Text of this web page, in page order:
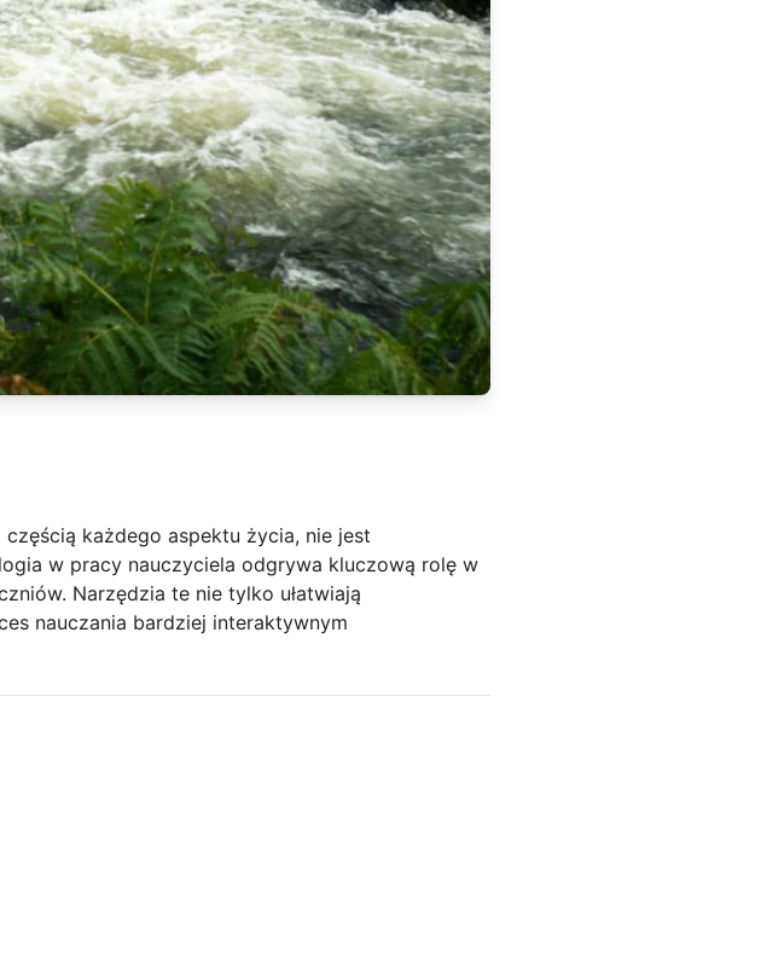
każdego aspektu życia, nie jest
w pracy nauczyciela odgrywa kluczową rolę w
Narzędzia te nie tylko ułatwiają
nauczania bardziej interaktywnym